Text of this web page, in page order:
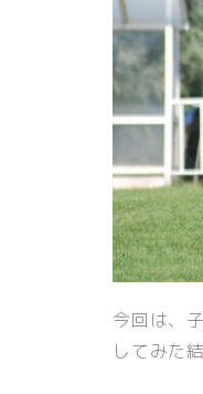
今回は、
してみた